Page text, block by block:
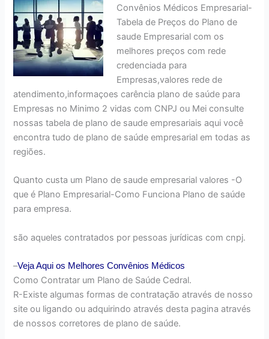
Convênios Médicos Empresarial-
Tabela de Preços do Plano de
saude Empresarial com os
melhores preços com rede
credenciada para
Empresas,valores rede de
atendimento,informaçoes carência plano de saúde para
Empresas no Minimo 2 vidas com CNPJ ou Mei consulte
nossas tabela de plano de saude empresariais aqui você
encontra tudo de plano de saúde empresarial em todas as
regiões.
Quanto custa um Plano de saude empresarial valores -O
que é Plano Empresarial-Como Funciona Plano de saúde
para empresa.
são aqueles contratados por pessoas jurídicas com cnpj.
–Veja Aqui os MelhoresConvênios Médicos
Como Contratar um Plano de Saúde Cedral.
R-Existe algumas formas de contratação através de nosso
site ou ligando ou adquirindo através desta pagina através
de nossos corretores de plano de saúde.